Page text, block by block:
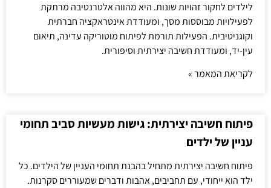
לילדים לחקור זהויות שונות. היא מהווה אלטרנטיבה מרתקת
לפעילויות מבוססות מסך, ומעודדת אינטראקציה חברתית
וקוגניטיבית. הפעילות תורמת לפיתוח מוטוריקה עדינה, תיאום
עין-יד, ומעודדת חשיבה יצירתית וסיפורית.
לקריאת המאמר »
פיתוח חשיבה יצירתית: גישות מעשיות סביב תחומי
עניין של ילדים
פיתוח חשיבה יצירתית מתחיל בהבנת תחומי העניין של הילדים. כל
ילד הוא ייחודי, עם תחביבים, אהבות ודברים שמעוררים סקרנות.